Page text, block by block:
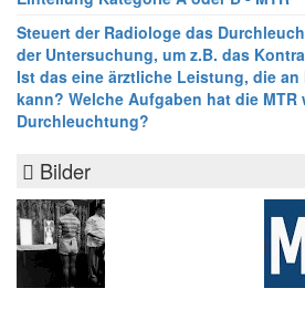
Steuert der Radiologe das
der Untersuchung, um z.B. das
Ist das eine ärztliche Leistung, die an
kann? Welche Aufgaben hat die MTR
Durchleuchtung?
Bilder